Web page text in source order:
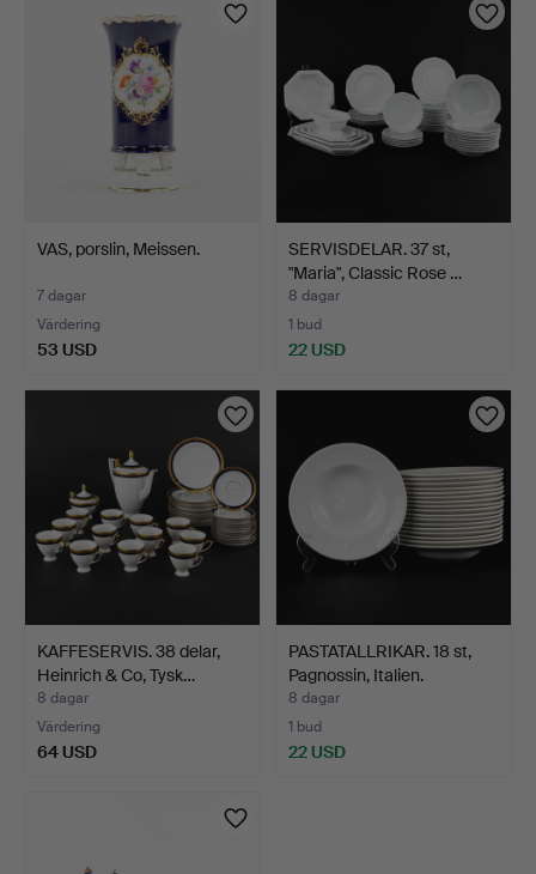
VAS, porslin, Meissen.
7 dagar
Värdering
53 USD
SERVISDELAR. 37 st,
"Maria", Classic Rose …
8 dagar
1 bud
22 USD
KAFFESERVIS. 38 delar,
Heinrich & Co, Tysk…
8 dagar
Värdering
64 USD
PASTATALLRIKAR. 18 st,
Pagnossin, Italien.
8 dagar
1 bud
22 USD